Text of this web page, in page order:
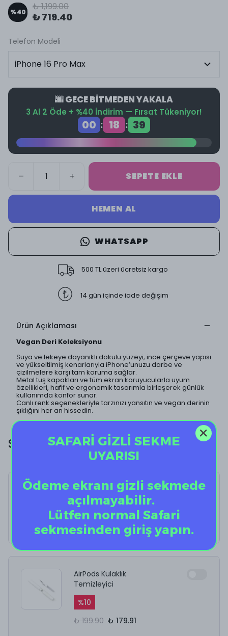
%40 ₺ 1,199.00
₺ 719.40
Telefon Modeli
🌆 GECE BİTMEDEN YAKALA
3 Al 2 Öde + %40 İndirim — Fırsat Tükeniyor!
00 : 18 : 39
SEPETE EKLE
HEMEN AL
WHATSAPP
500 TL üzeri ücretsiz kargo
14 gün içinde iade değişim
Ürün Açıklaması
Vegan Deri Koleksiyonu
Suya ve lekeye dayanıklı dokulu yüzeyi, ince çerçeve yapısı
ve yükseltilmiş kenarlarıyla iPhone’unuzu darbe ve
çizilmelere karşı tam koruma sağlar.
Metal tuş kapakları ve tüm ekran koruyucularla uyum
özellikleri, hafif ve ergonomik tasarımla birleşerek günlük
kullanımda konfor sunar.
Canlı renk seçenekleriyle tarzınızı yansıtın ve vegan derinin
şıklığını her an hissedin.
SİZE ÖZEL EKSTRA İNDİRİM!
Betty Boop
%40
₺ 1,199.00 ₺ 719.40
AirPods Kulaklık
Temizleyici
%10
₺ 199.90 ₺ 179.91
SAFARİ GİZLİ SEKME
UYARISI
Ödeme ekranı gizli sekmede
açılmayabilir.
Lütfen normal Safari
sekmesinden giriş yapın.